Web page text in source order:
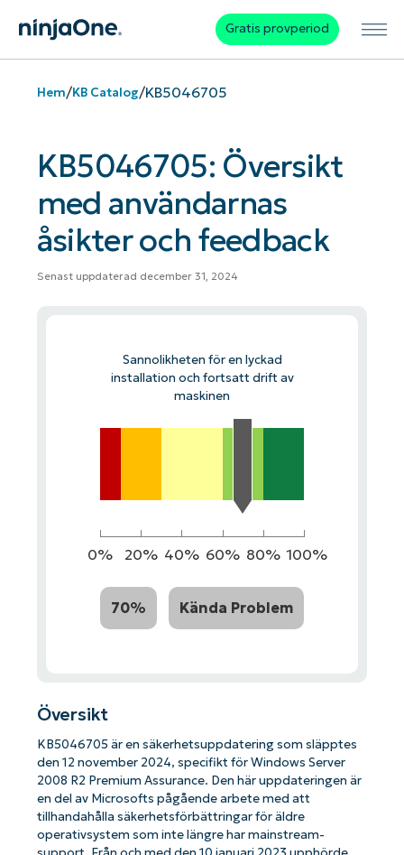
Gratis provperiod
Hem/KB Catalog/KB5046705
KB5046705: Översikt
med användarnas
åsikter och feedback
Senast uppdaterad december 31, 2024
Sannolikheten för en lyckad
installation och fortsatt drift av
maskinen
0% 20% 40% 60% 80% 100%
70% Kända Problem
Översikt
KB5046705 är en säkerhetsuppdatering som släpptes
den 12 november 2024, specifikt för Windows Server
2008 R2 Premium Assurance. Den här uppdateringen är
en del av Microsofts pågående arbete med att
tillhandahålla säkerhetsförbättringar för äldre
operativsystem som inte längre har mainstream-